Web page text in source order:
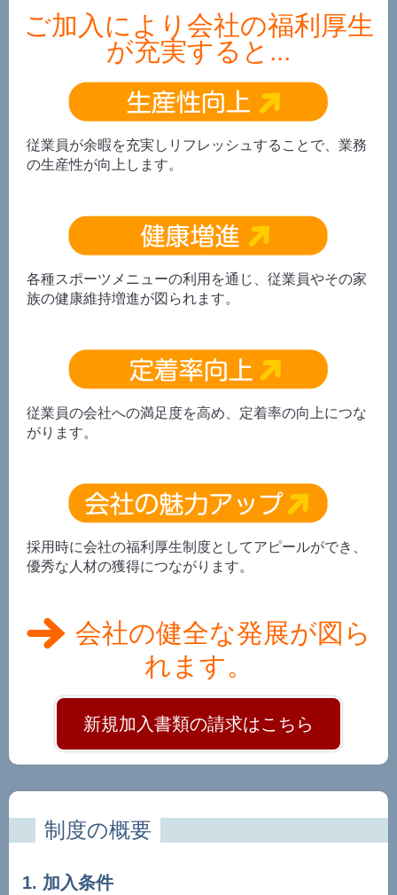
ご加入により会社の福利厚生
が充実すると...
従業員が余暇を充実しリフレッシュすることで、業務
の生産性が向上します。
各種スポーツメニューの利用を通じ、従業員やその家
族の健康維持増進が図られます。
従業員の会社への満足度を高め、定着率の向上につな
がります。
採用時に会社の福利厚生制度としてアピールができ、
優秀な人材の獲得につながります。
会社の健全な発展が図ら
れます。
新規加入書類の請求はこちら
制度の概要
1. 加入条件